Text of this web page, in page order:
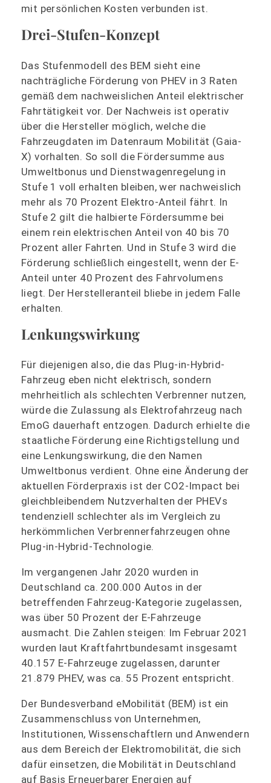
mit persönlichen Kosten verbunden ist.
Drei-Stufen-Konzept
Das Stufenmodell des BEM sieht eine
nachträgliche Förderung von PHEV in 3 Raten
gemäß dem nachweislichen Anteil elektrischer
Fahrtätigkeit vor. Der Nachweis ist operativ
über die Hersteller möglich, welche die
Fahrzeugdaten im Datenraum Mobilität (Gaia-
X) vorhalten. So soll die Fördersumme aus
Umweltbonus und Dienstwagenregelung in
Stufe 1 voll erhalten bleiben, wer nachweislich
mehr als 70 Prozent Elektro-Anteil fährt. In
Stufe 2 gilt die halbierte Fördersumme bei
einem rein elektrischen Anteil von 40 bis 70
Prozent aller Fahrten. Und in Stufe 3 wird die
Förderung schließlich eingestellt, wenn der E-
Anteil unter 40 Prozent des Fahrvolumens
liegt. Der Herstelleranteil bliebe in jedem Falle
erhalten.
Lenkungswirkung
Für diejenigen also, die das Plug-in-Hybrid-
Fahrzeug eben nicht elektrisch, sondern
mehrheitlich als schlechten Verbrenner nutzen,
würde die Zulassung als Elektrofahrzeug nach
EmoG dauerhaft entzogen. Dadurch erhielte die
staatliche Förderung eine Richtigstellung und
eine Lenkungswirkung, die den Namen
Umweltbonus verdient. Ohne eine Änderung der
aktuellen Förderpraxis ist der CO2-Impact bei
gleichbleibendem Nutzverhalten der PHEVs
tendenziell schlechter als im Vergleich zu
herkömmlichen Verbrennerfahrzeugen ohne
Plug-in-Hybrid-Technologie.
Im vergangenen Jahr 2020 wurden in
Deutschland ca. 200.000 Autos in der
betreffenden Fahrzeug-Kategorie zugelassen,
was über 50 Prozent der E-Fahrzeuge
ausmacht. Die Zahlen steigen: Im Februar 2021
wurden laut Kraftfahrtbundesamt insgesamt
40.157 E-Fahrzeuge zugelassen, darunter
21.879 PHEV, was ca. 55 Prozent entspricht.
Der Bundesverband eMobilität (BEM) ist ein
Zusammenschluss von Unternehmen,
Institutionen, Wissenschaftlern und Anwendern
aus dem Bereich der Elektromobilität, die sich
dafür einsetzen, die Mobilität in Deutschland
auf Basis Erneuerbarer Energien auf